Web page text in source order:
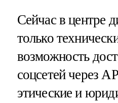
Сейчас в центре
только
возможность
соцсетей через
этические и